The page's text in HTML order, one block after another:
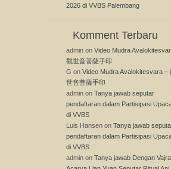
2026 di VVBS Palembang
Komment Terbaru
admin on Video Mudra
觀世音菩薩手印
G on Video Mudra Avalokitesvara –
世音菩薩手印
admin on Tanya jawab seputar
pendaftaran dalam Partisipasi
di VVBS
Luis Hansen on Tanya jawab
pendaftaran dalam Partisipasi
di VVBS
admin on Tanya jawab Dengan Vajra